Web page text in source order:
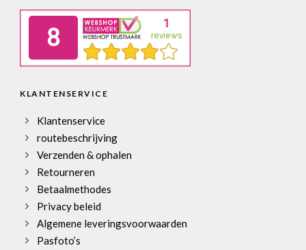
KLANTENSERVICE
Klantenservice
routebeschrijving
Verzenden & ophalen
Retourneren
Betaalmethodes
Privacy beleid
Algemene leveringsvoorwaarden
Pasfoto’s